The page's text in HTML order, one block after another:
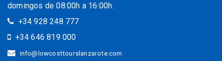
domingos de 08:00h a 16:00h.
+34 928 248 777
+34 646 819 000
info@lowcosttourslanzarote.com